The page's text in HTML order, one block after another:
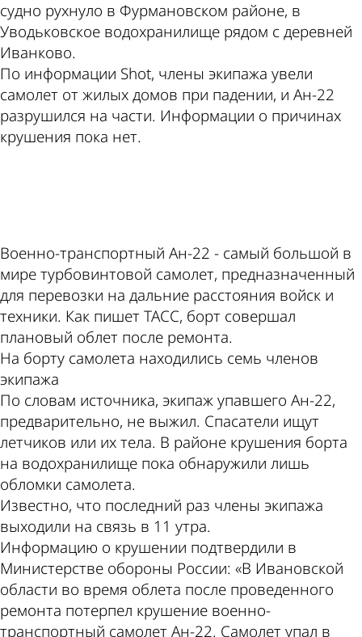
судно рухнуло в Фурмановском районе, в
Уводьковское водохранилище рядом с деревней
Иванково.
По информации Shot, члены экипажа увели
самолет от жилых домов при падении, и Ан-22
разрушился на части. Информации о причинах
крушения пока нет.
Военно-транспортный Ан-22 - самый большой в
мире турбовинтовой самолет, предназначенный
для перевозки на дальние расстояния войск и
техники. Как пишет ТАСС, борт совершал
плановый облет после ремонта.
На борту самолета находились семь членов
экипажа
По словам источника, экипаж упавшего Ан-22,
предварительно, не выжил. Спасатели ищут
летчиков или их тела. В районе крушения борта
на водохранилище пока обнаружили лишь
обломки самолета.
Известно, что последний раз члены экипажа
выходили на связь в 11 утра.
Информацию о крушении подтвердили в
Министерстве обороны России: «В Ивановской
области во время облета после проведенного
ремонта потерпел крушение военно-
транспортный самолет Ан-22. Самолет упал в